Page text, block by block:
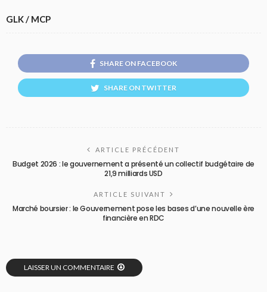
GLK / MCP
SHARE ON FACEBOOK
SHARE ON TWITTER
ARTICLE PRÉCÉDENT
Budget 2026 : le gouvernement a présenté un collectif budgétaire de
21,9 milliards USD
ARTICLE SUIVANT
Marché boursier : le Gouvernement pose les bases d’une nouvelle ère
financière en RDC
LAISSER UN COMMENTAIRE